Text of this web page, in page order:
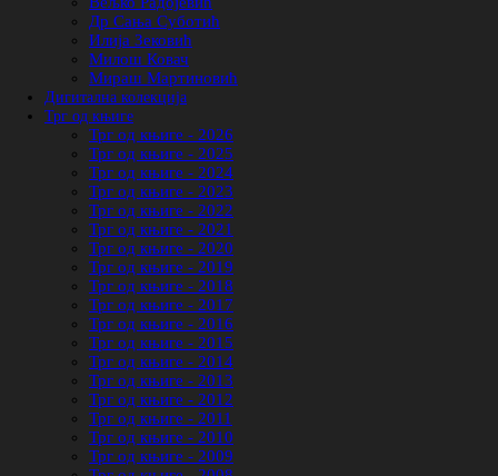
Др Сања Суботић
Илија Зековић
Милош Ковач
Мираш Мартиновић
Дигитална колекција
Трг од књиге
Трг од књиге - 2026
Трг од књиге - 2025
Трг од књиге - 2024
Трг од књиге - 2023
Трг од књиге - 2022
Трг од књиге - 2021
Трг од књиге - 2020
Трг од књиге - 2019
Трг од књиге - 2018
Трг од књиге - 2017
Трг од књиге - 2016
Трг од књиге - 2015
Трг од књиге - 2014
Трг од књиге - 2013
Трг од књиге - 2012
Трг од књиге - 2011
Трг од књиге - 2010
Трг од књиге - 2009